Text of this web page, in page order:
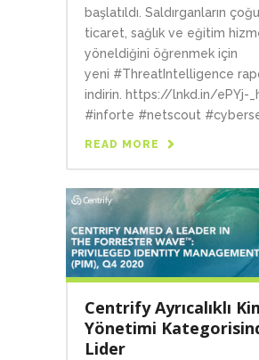
başlatıldı. Saldırganların
ticaret, sağlık ve eğitim
yöneldiğini öğrenmek için
yeni #ThreatIntelligence
indirin. https://lnkd.in/ePYj-
#inforte #netscout
READ MORE
Centrify Ayrıcalıklı
Yönetimi
Lider